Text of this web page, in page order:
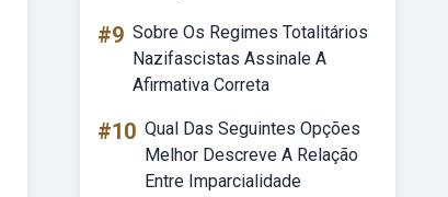
#9 Sobre Os Regimes Totalitários
Nazifascistas Assinale A
Afirmativa Correta
#10 Qual Das Seguintes Opções
Melhor Descreve A Relação
Entre Imparcialidade